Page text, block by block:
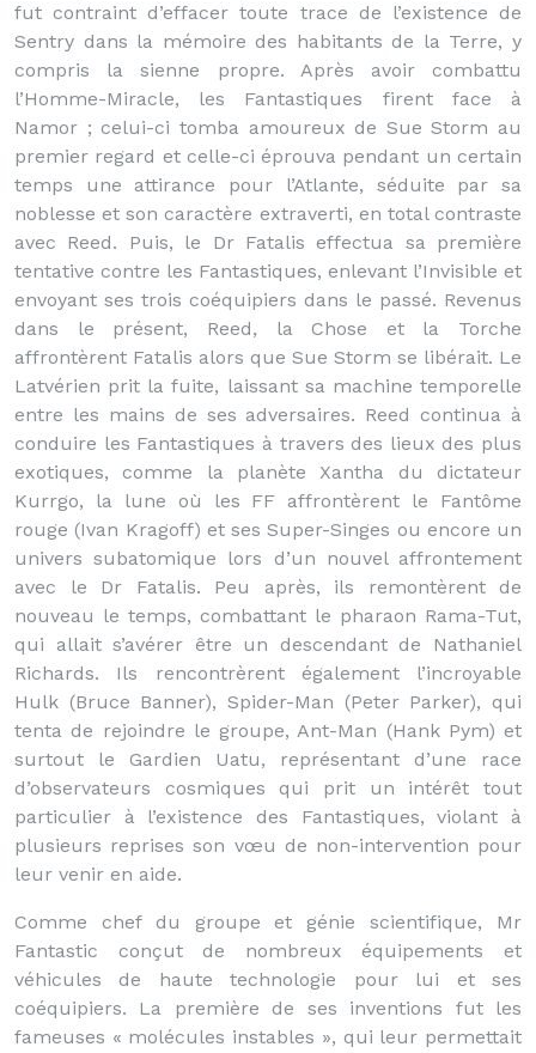
fut contraint d’effacer toute trace de l’existence de
Sentry dans la mémoire des habitants de la Terre, y
compris la sienne propre. Après avoir combattu
l’Homme-Miracle, les Fantastiques firent face à
Namor ; celui-ci tomba amoureux de Sue Storm au
premier regard et celle-ci éprouva pendant un certain
temps une attirance pour l’Atlante, séduite par sa
noblesse et son caractère extraverti, en total contraste
avec Reed. Puis, le Dr Fatalis effectua sa première
tentative contre les Fantastiques, enlevant l’Invisible et
envoyant ses trois coéquipiers dans le passé. Revenus
dans le présent, Reed, la Chose et la Torche
affrontèrent Fatalis alors que Sue Storm se libérait. Le
Latvérien prit la fuite, laissant sa machine temporelle
entre les mains de ses adversaires. Reed continua à
conduire les Fantastiques à travers des lieux des plus
exotiques, comme la planète Xantha du dictateur
Kurrgo, la lune où les FF affrontèrent le Fantôme
rouge (Ivan Kragoff) et ses Super-Singes ou encore un
univers subatomique lors d’un nouvel affrontement
avec le Dr Fatalis. Peu après, ils remontèrent de
nouveau le temps, combattant le pharaon Rama-Tut,
qui allait s’avérer être un descendant de Nathaniel
Richards. Ils rencontrèrent également l’incroyable
Hulk (Bruce Banner), Spider-Man (Peter Parker), qui
tenta de rejoindre le groupe, Ant-Man (Hank Pym) et
surtout le Gardien Uatu, représentant d’une race
d’observateurs cosmiques qui prit un intérêt tout
particulier à l’existence des Fantastiques, violant à
plusieurs reprises son vœu de non-intervention pour
leur venir en aide.
Comme chef du groupe et génie scientifique, Mr
Fantastic conçut de nombreux équipements et
véhicules de haute technologie pour lui et ses
coéquipiers. La première de ses inventions fut les
fameuses « molécules instables », qui leur permettait